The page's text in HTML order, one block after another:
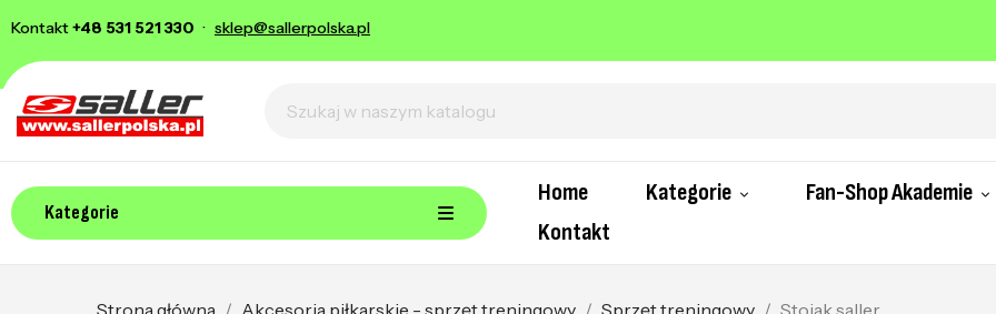
Kontakt+48 531 521 330 · sklep@sallerpolska.pl
Kategorie
Home Kategorie
Fan-Shop Akademie
Kontakt
Strona główna Akcesoria piłkarskie - sprzęt treningowy Sprzęt treningowy Stojak saller